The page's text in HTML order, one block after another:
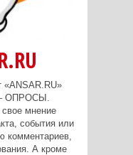
– ОПРОСЫ.
мнение
события или
комментариев,
А кроме